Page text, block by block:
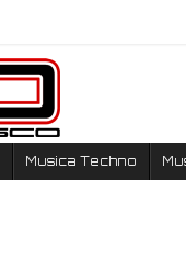
Musica Techno